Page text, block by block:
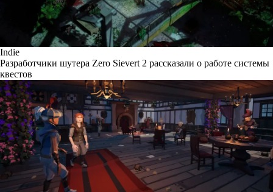
Indie
Разработчики шутера Zero Sievert 2 рассказали о работе системы
квестов